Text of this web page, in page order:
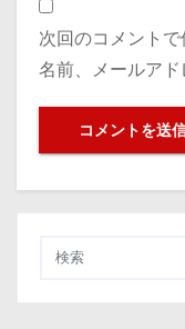
次回のコメント
名前、メールアド